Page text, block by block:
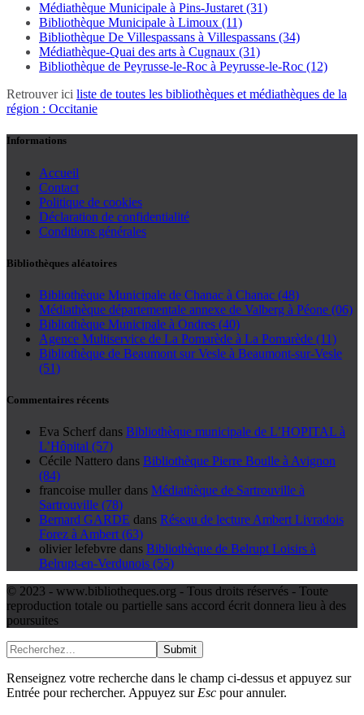
Médiathèque Municipale à Pins-Justaret (31)
Bibliothèque Municipale à Limoux (11)
Bibliothèque De Villespassans à Villespassans (34)
Médiathèque-Quai des arts à Cugnaux (31)
Bibliothèque de Peyrusse-le-Roc à Peyrusse-le-Roc (12)
Retrouver ici liste de toutes les bibliothèques et médiathèques de la
région : Occitanie
Informations
Accueil
Contact
Politique de cookies
Déclaration de confidentialité
Conditions générales
Bibliothèques aléatoires
Bibliothèque Municipale de Chanac à Chanac (48)
Médiathèque départementale annexe de Valberg à Péone (06)
Bibliothèque Municipale à Ondres (40)
Agence Multiservice de La Pomarède à La Pomarède (11)
Bibliothèque de Beaumont sur Vesle à Beaumont-sur-Vesle
(51)
Commentaires récents
Eva Scherf dans Bibliothèque municipale de L’HOPITAL à
L’Hôpital (57)
Cécile Nattero dans Bibliothèque Pierre Boulle à Avignon
(84)
francoise muller dans Médiathèque de Sartrouville à
Sartrouville (78)
Bernard GARDE dans Réseau de lecture Ambert Livradois
Forez à Ambert (63)
olivier lefebvre dans Bibliothèque de Belrupt Loisirs à
Belrupt-en-Verdunois (55)
© 2023 - www.bibliotheques.org - Tous droits réservés - Toute
reproduction totale ou partielle sans accord écrit donnera lieu à des
poursuites
Submit
Renseignez votre recherche dans le champ ci-dessus et appuyez sur
Entrée pour rechercher. Appuyez sur Esc pour annuler.